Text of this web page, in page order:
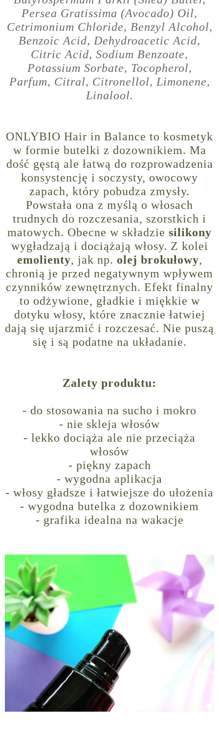
Persea Gratissima (Avocado) Oil,
Cetrimonium Chloride, Benzyl Alcohol,
Benzoic Acid, Dehydroacetic Acid,
Citric Acid, Sodium Benzoate,
Potassium Sorbate, Tocopherol,
Parfum, Citral, Citronellol, Limonene,
Linalool.
ONLYBIO Hair in Balance to kosmetyk
w formie butelki z dozownikiem. Ma
dość gęstą ale łatwą do rozprowadzenia
konsystencję i soczysty, owocowy
zapach, który pobudza zmysły.
Powstała ona z myślą o włosach
trudnych do rozczesania, szorstkich i
matowych. Obecne w składzie silikony
wygładzają i dociążają włosy. Z kolei
emolienty, jak np. olej brokułowy,
chronią je przed negatywnym wpływem
czynników zewnętrznych. Efekt finalny
to odżywione, gładkie i miękkie w
dotyku włosy, które znacznie łatwiej
dają się ujarzmić i rozczesać. Nie puszą
się i są podatne na układanie.
Zalety produktu:
- do stosowania na sucho i mokro
- nie skleja włosów
- lekko dociąża ale nie przeciąża
włosów
- piękny zapach
- wygodna aplikacja
- włosy gładsze i łatwiejsze do ułożenia
- wygodna butelka z dozownikiem
- grafika idealna na wakacje